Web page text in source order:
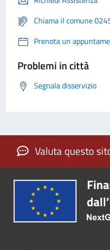
Chiama il comune
Prenota un
Problemi in città
Segnala disservizio
Valuta questo